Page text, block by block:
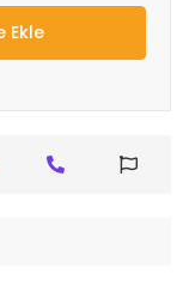
Ekle